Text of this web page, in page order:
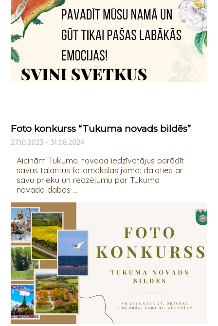
Foto konkurss “Tukuma novads bildēs”
27.10.2023 - 31.08.2024
Aicinām Tukuma novada iedzīvotājus parādīt
savus talantus fotomākslas jomā: daloties ar
savu prieku un redzējumu par Tukuma
novada dabas ...